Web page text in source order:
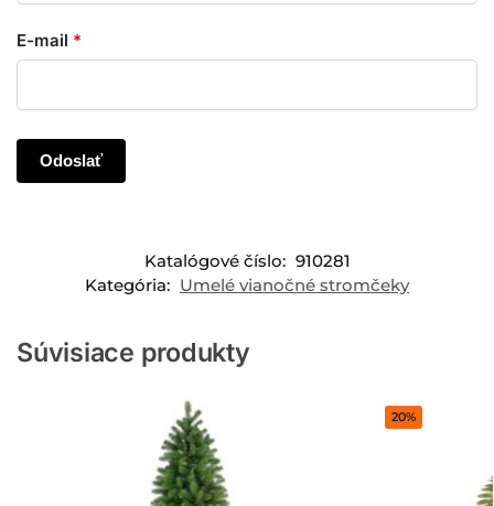
E-mail *
Katalógové číslo: 910281
Kategória: Umelé vianočné stromčeky
Súvisiace produkty
20%